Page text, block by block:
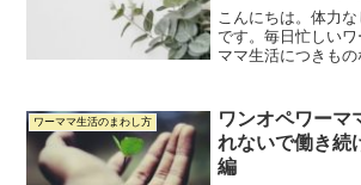
こんにちは。体力
です。毎日忙しい
ママ生活につきも
ゃないですか？運
ら寝ていたいくら
そもそも時間がな
ろとか聞きますが
ワーママ生活のまわし方
ワンオペワーマ
れないで働き続
編